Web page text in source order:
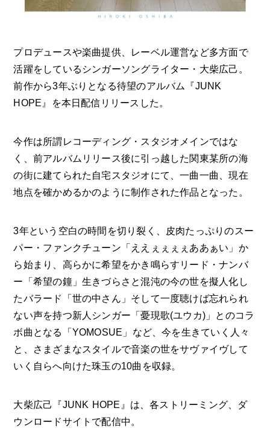
プロデュースや楽曲提供、レーベル運営など多方面で
活躍をしているシンガーソングライター・大柴広己。
前作から3年ぶりとなる待望のアルバム『JUNK
HOPE』を本日配信リリースした。
今作は所謂レコーディング・スタジオメインではな
く、前アルバムリリース後に引っ越した関東某所の海
の街に建てられた自宅スタジオにて、一曲一曲、現在
地点を確かめるかのように制作された作品となった。
3年という空白の時間を切り裂く、皮肉たっぷりのスー
パー・ファンクチューン「ええぇぇぇぇああぁい」か
ら始まり、高らかに希望をかき鳴らすリード・ナンバ
ー「希望の鐘」生きづらさと混沌の今の世を擬人化し
たバラード「世の中さん」そして一度聴けば忘れられ
ない声を持つ新人シンガー「憂現歌(ユウカ)」とのコラ
ボ曲となる「YOMOSUE」など、今を生きていく人々
と、さまざまなスタイルで音楽の世をサヴァイヴして
いく自らへ向けた珠玉の10曲を収録。
大柴広己『JUNK HOPE』は、各ストリーミング、ダ
ウンロードサイトで配信中。